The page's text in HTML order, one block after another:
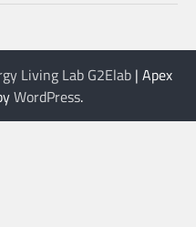
Living Lab G2Elab | Apex
WordPress.